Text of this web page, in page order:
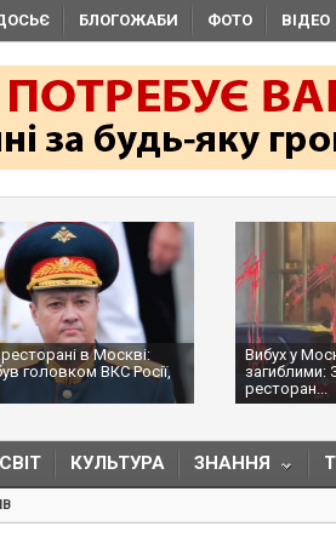
БЛОГОЖАБИ ФОТО ВІДЕО
ресторані в Москві:
головком ВКС Росії,
Вибух у
загиблими:
ресторан...
СВІТ КУЛЬТУРА ЗНАННЯ